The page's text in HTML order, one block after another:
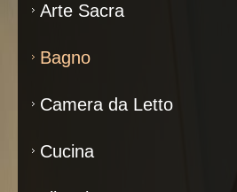
Arte Sacra
Bagno
Camera da Letto
Cucina